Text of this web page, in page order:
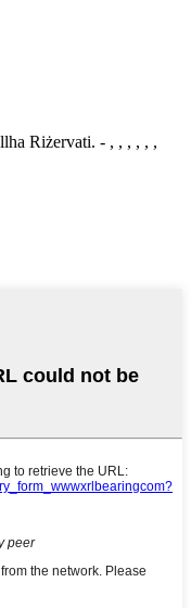
Riżervati. - , , , , , ,